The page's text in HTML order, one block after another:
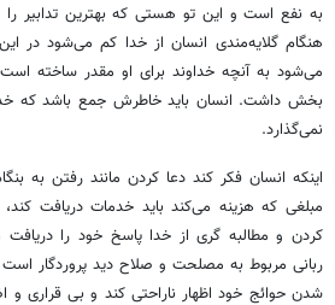
به نفعاست و این تو هستیکه بهترین تدابیر
هنگام گلایه‌مندی انسان از خدا کم می‌شود در این
می‌شود به آنچه خداوند برای او مقدر ساخته
بخش داشت. انسان باید خاطرش جمع باشد که
نمی‌گذارد.
اینکه انسان فکر کند دعا کردن مانند رفتن به
مبلغی که هزینه می‌کند باید خدمات دریافت
کردن و مطالبه گریاز خدا پاسخ خود را دریافت
ربانی مربوط به مصلحت و صلاح دید پروردگار است
شدن حوائج خود اظهار ناراحتی کند و بی قراری و